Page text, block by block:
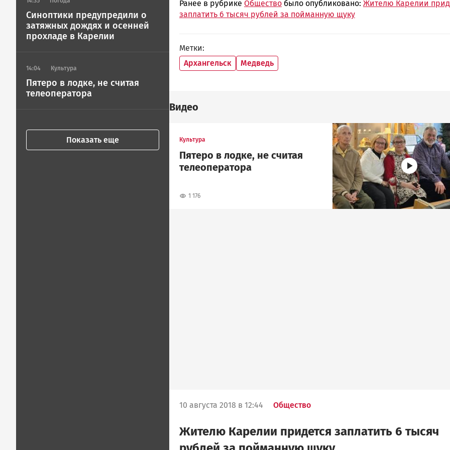
Синоптики предупредили о
затяжных дождях и осенней
прохладе в Карелии
14:04 Культура
Пятеро в лодке, не считая
телеоператора
Показать еще
Ранее в рубрике Общество было опубликовано: Жителю Карелии
заплатить 6 тысяч рублей за пойманную щуку
Метки
Архангельск
Медведь
Видео
Культура
Пятеро в лодке, не считая
телеоператора
1 176
Image
10 августа 2018 в 12:44 Общество
Жителю Карелии придется заплатить 6 тысяч